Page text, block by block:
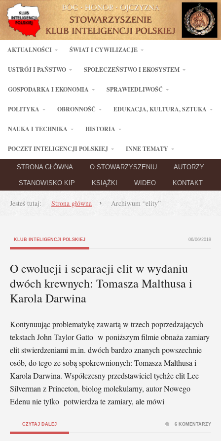
AKTUALNOŚCI ŚWIAT I CYWILIZACJE
USTRÓJ I PAŃSTWO SPOŁECZEŃSTWO I EKOSYSTEM
GOSPODARKA I EKONOMIA SPRAWIEDLIWOŚĆ
POLITYKA OBRONNOŚĆ EDUKACJA, KULTURA, SZTUKA
NAUKA I TECHNIKA HISTORIA
POCZET INTELIGENCJI POLSKIEJ INNE TEMATY
STRONA GŁÓWNA O STOWARZYSZENIU AUTORZY
STANOWISKO KIP KSIĄŻKI WIDEO KONTAKT
Jesteś tutaj: Strona główna Archiwum “elity”
KLUB INTELIGENCJI POLSKIEJ 06/06/2019
O ewolucji i separacji elit w wydaniu
dwóch krewnych: Tomasza Malthusa i
Karola Darwina
Kontynuując problematykę zawartą w trzech poprzedzających
tekstach John Taylor Gatto w poniższym filmie obnaża zamiary
elit stwierdzeniami m.in. dwóch bardzo znanych powszechnie
osób, do tego ze sobą spokrewnionych: Tomasza Malthusa i
Karola Darwina. Współczesny przedstawiciel tychże elit Lee
Silverman z Princeton, biolog molekularny, autor Nowego
Edenu nie tylko potwierdza te zamiary, ale mówi
CZYTAJ DALEJ 6 KOMENTARZY